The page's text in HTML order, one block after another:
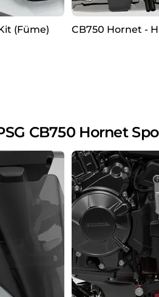
(Füme) CB750 Hornet -
CB750 Hornet